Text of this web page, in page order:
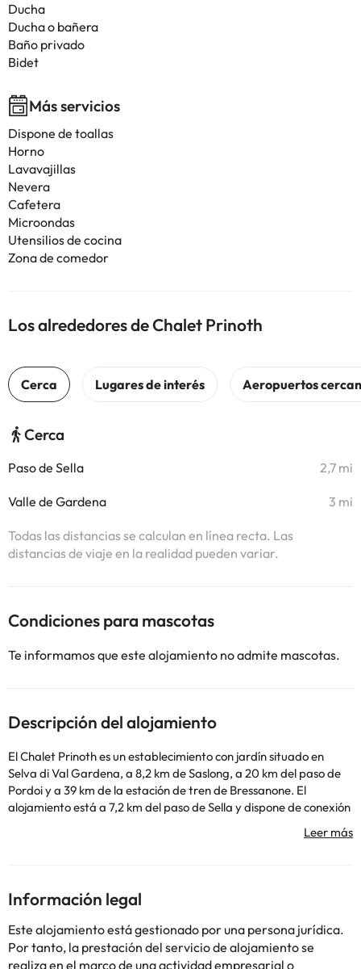
Ducha
Ducha o bañera
Baño privado
Bidet
Más servicios
Dispone de toallas
Horno
Lavavajillas
Nevera
Cafetera
Microondas
Utensilios de cocina
Zona de comedor
Los alrededores de Chalet Prinoth
Cerca
Paso de Sella 2,7 mi
Valle de Gardena 3 mi
Todas las distancias se calculan en línea recta. Las
distancias de viaje en la realidad pueden variar.
Condiciones para mascotas
Te informamos que este alojamiento no admite mascotas.
Descripción del alojamiento
El Chalet Prinoth es un establecimiento con jardín situado en
Selva di Val Gardena, a 8,2 km de Saslong, a 20 km del paso de
Pordoi y a 39 km de la estación de tren de Bressanone. El
alojamiento está a 7,2 km del paso de Sella y dispone de conexión
Farmacia se encuentran a 40 km del apartamento. El
aeropuerto más cercano es el de Bolzano, ubicado a 49 km del
Chalet Prinoth.
En este alojamiento no se pueden celebrar despedidas de soltero
o soltera ni fiestas similares. Se pedirá un depósito por daños de
Información legal
Este alojamiento está gestionado por una persona jurídica.
Por tanto, la prestación del servicio de alojamiento se
realiza en el marco de una actividad empresarial o